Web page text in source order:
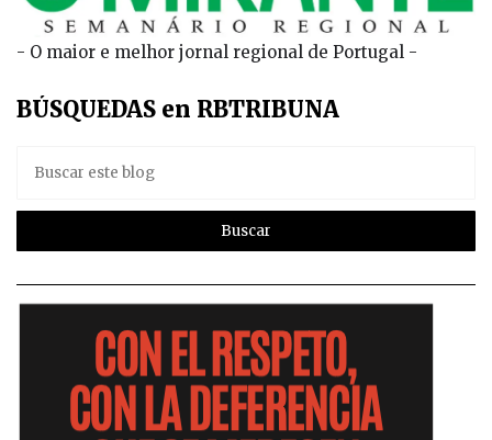
- O maior e melhor jornal regional de Portugal -
BÚSQUEDAS en RBTRIBUNA